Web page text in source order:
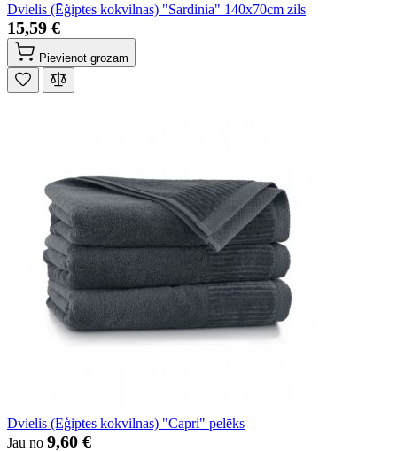
Dvielis (Ēģiptes kokvilnas) "Sardinia" 140x70cm zils
15,59 €
Pievienot grozam
Dvielis (Ēģiptes kokvilnas) "Capri" pelēks
Jau no 9,60 €